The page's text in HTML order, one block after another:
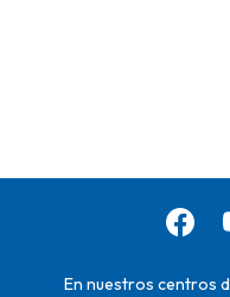
En nuestros centros